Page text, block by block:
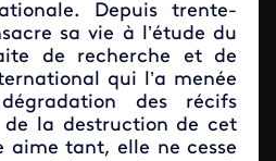
Depuis trente-
sa vie à l’étude du
de recherche et de
qui l’a menée
des récifs
de la destruction de cet
aime tant, elle ne cesse